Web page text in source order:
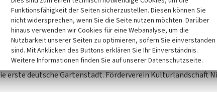
erste deutsche Gartenstadt. Förderverein Kulturlandschaft
Funktionsfähigkeit der Seiten sicherzustellen. Diesen können Sie
nicht widersprechen, wenn Sie die Seite nutzen möchten. Darüber
hinaus verwenden wir Cookies für eine Webanalyse, um die
Nutzbarkeit unserer Seiten zu optimieren, sofern Sie einverstanden
sind. Mit Anklicken des Buttons erklären Sie Ihr Einverständnis.
Weitere Informationen finden Sie auf unserer Datenschutzseite.